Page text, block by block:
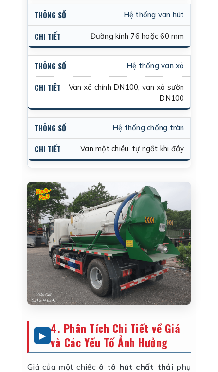
Hệ thống van hút
Đường kính 76 hoặc 60 mm
Hệ thống van xả
Van xả chính DN100, van xả sườn
DN100
Hệ thống chống tràn
Van một chiều, tự ngắt khi đầy
4. Phân Tích Chi Tiết về Giá
và Các Yếu Tố Ảnh Hưởng
Giá của một chiếc ô tô hút chất thải phụ